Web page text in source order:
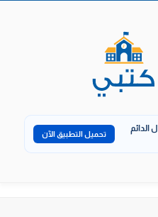
تحميل التطبيق الآن